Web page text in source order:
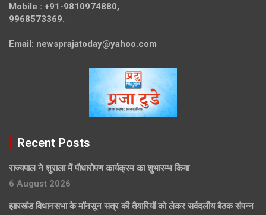
Mobile : +91-9810974880,
9968573369.
Email: newsprajatoday@yahoo.com
Recent Posts
राज्यपाल ने शुराला में पौधारोपण कार्यक्रम का शुभारम्भ किया
6 August 2026
झारखंड विधानसभा के मॉनसून सत्र की तैयारियों को लेकर सर्वदलीय बैठक संपन्न